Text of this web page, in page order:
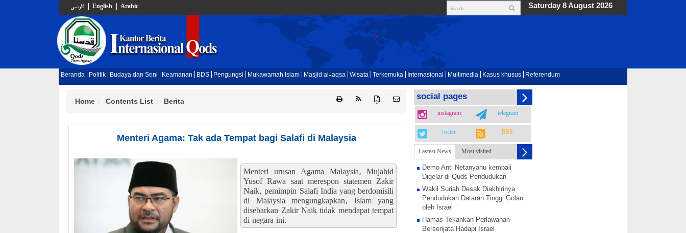
فارسي English Arabic Saturday 8 August 2026
Beranda Politik Budaya dan Seni Keamanan BDS Pengungsi Mukawamah Islam Masjid al-aqsa Wisata Terkemuka Internasional Multimedia Kasus khusus Referendum
{ }
Home Contents List Berita
Menteri Agama: Tak ada Tempat bagi Salafi di Malaysia
Menteri urusan Agama Malaysia, Mujahid
Yusof Rawa saat merespon statemen Zakir
Naik, pemimpin Salafi India yang berdomisili
di Malaysia mengungkapkan, Islam yang
disebarkan Zakir Naik tidak mendapat tempat
di negara ini.
social pages
instagram telegram
twiter RSS
Lastest News Most visited
Demo Anti Netanyahu kembali
Digelar di Quds Pendudukan
Wakil Suriah Desak Diakhirinya
Pendudukan Dataran Tinggi Golan
oleh Israel
Hamas Tekankan Perlawanan
Bersenjata Hadapi Israel